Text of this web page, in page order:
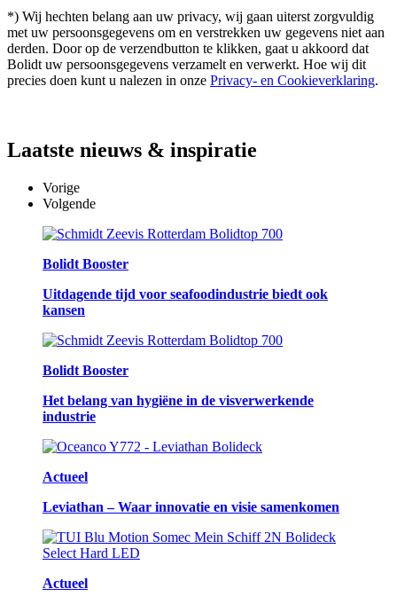
*) Wij hechten belang aan uw privacy, wij gaan uiterst zorgvuldig
met uw persoonsgegevens om en verstrekken uw gegevens niet aan
derden. Door op de verzendbutton te klikken, gaat u akkoord dat
Bolidt uw persoonsgegevens verzamelt en verwerkt. Hoe wij dit
precies doen kunt u nalezen in onze Privacy- en Cookieverklaring.
Laatste nieuws & inspiratie
Vorige
Volgende
Bolidt Booster
Uitdagende tijd voor seafoodindustrie biedt ook
kansen
Bolidt Booster
Het belang van hygiëne in de visverwerkende
industrie
Actueel
Leviathan – Waar innovatie en visie samenkomen
Actueel